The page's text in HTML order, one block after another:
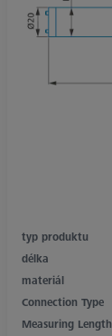
typ produktu
délka
materiál
Connection Type
Measuring Length